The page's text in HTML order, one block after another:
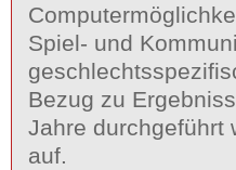
Spiel- und
Bezug zu
Jahre durchgeführt
auf.